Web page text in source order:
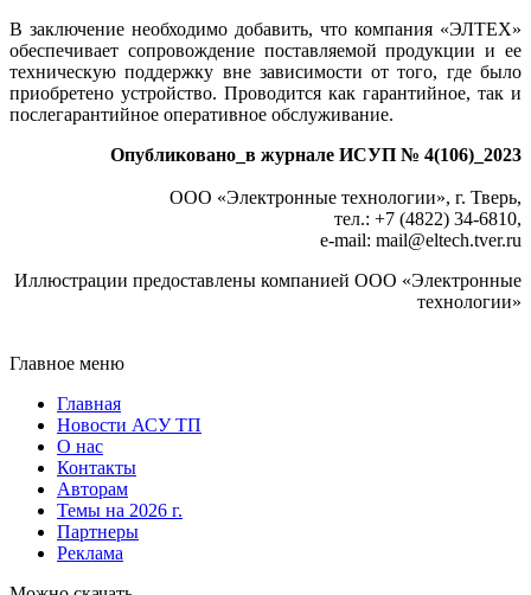
В заключение необходимо добавить, что компания «ЭЛТЕХ»
обеспечивает сопровождение поставляемой продукции и ее
техническую поддержку вне зависимости от то­го, где бы­ло
приобретено устройство. Проводится как гарантийное, так и
послегарантийное оперативное обслуживание.
Опубликовано_в журнале ИСУП № 4(106)_2023
ООО «Электронные технологии», г. Тверь,
тел.: +7 (4822) 34-6810,
e-mail: mail@eltech.tver.ru
Иллюстрации предоставлены компанией ООО «Электронные
технологии»
Главное меню
Главная
Новости АСУ ТП
О нас
Контакты
Авторам
Темы на 2026 г.
Партнеры
Реклама